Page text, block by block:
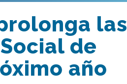
las
de
año